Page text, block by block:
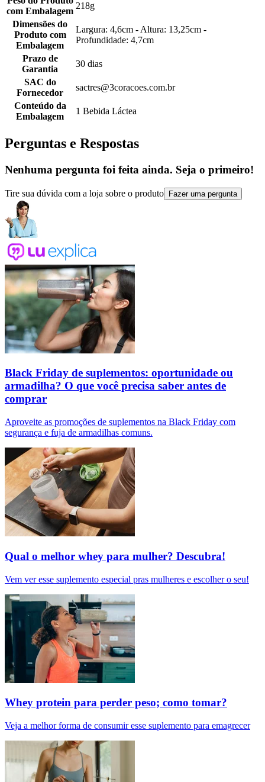
com Embalagem
218g
Dimensões do
Produto com
Embalagem
Largura: 4,6cm - Altura: 13,25cm -
Profundidade: 4,7cm
Prazo de
Garantia
30 dias
SAC do
Fornecedor
sactres@3coracoes.com.br
Conteúdo da
Embalagem
1 Bebida Láctea
Perguntas e Respostas
Nenhuma pergunta foi feita ainda. Seja o primeiro!
Tire sua dúvida com a loja sobre o produto Fazer uma pergunta
Black Friday de suplementos: oportunidade ou
armadilha? O que você precisa saber antes de
comprar
Aproveite as promoções de suplementos na Black Friday com
segurança e fuja de armadilhas comuns.
Qual o melhor whey para mulher? Descubra!
Vem ver esse suplemento especial pras mulheres e escolher o seu!
Whey protein para perder peso; como tomar?
Veja a melhor forma de consumir esse suplemento para emagrecer